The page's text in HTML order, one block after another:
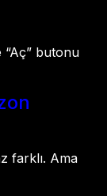
“Aç” butonu
farklı. Ama